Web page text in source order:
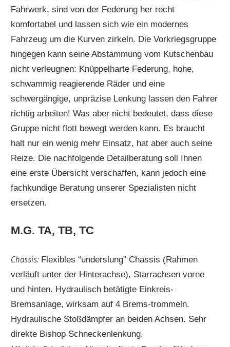
Fahrwerk, sind von der Federung her recht
komfortabel und lassen sich wie ein modernes
Fahrzeug um die Kurven zirkeln. Die Vorkriegsgruppe
hingegen kann seine Abstammung vom Kutschenbau
nicht verleugnen: Knüppelharte Federung, hohe,
schwammig reagierende Räder und eine
schwergängige, unpräzise Lenkung lassen den Fahrer
richtig arbeiten! Was aber nicht bedeutet, dass diese
Gruppe nicht flott bewegt werden kann. Es braucht
halt nur ein wenig mehr Einsatz, hat aber auch seine
Reize. Die nachfolgende Detailberatung soll Ihnen
eine erste Übersicht verschaffen, kann jedoch eine
fachkundige Beratung unserer Spezialisten nicht
ersetzen.
M.G. TA, TB, TC
Chassis: Flexibles “underslung” Chassis (Rahmen
verläuft unter der Hinterachse), Starrachsen vorne
und hinten. Hydraulisch betätigte Einkreis-
Bremsanlage, wirksam auf 4 Brems-trommeln.
Hydraulische Stoßdämpfer an beiden Achsen. Sehr
direkte Bishop Schneckenlenkung.